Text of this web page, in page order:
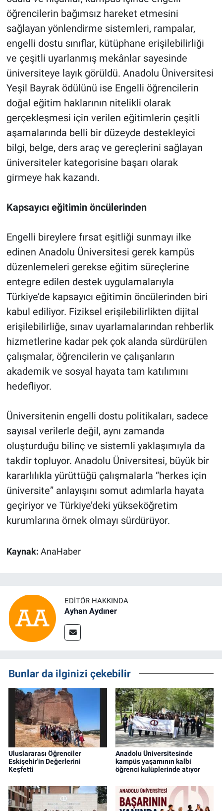
öğrencilerin bağımsız hareket etmesini
sağlayan yönlendirme sistemleri, rampalar,
engelli dostu sınıflar, kütüphane erişilebilirliği
ve çeşitli uyarlanmış mekânlar sayesinde
üniversiteye layık görüldü. Anadolu Üniversitesi
Yeşil Bayrak ödülünü ise Engelli öğrencilerin
doğal eğitim haklarının nitelikli olarak
gerçekleşmesi için verilen eğitimlerin çeşitli
aşamalarında belli bir düzeyde destekleyici
bilgi, belge, ders araç ve gereçlerini sağlayan
üniversiteler kategorisine başarı olarak
girmeye hak kazandı.
Kapsayıcı eğitimin öncülerinden
Engelli bireylere fırsat eşitliği sunmayı ilke
edinen Anadolu Üniversitesi gerek kampüs
düzenlemeleri gerekse eğitim süreçlerine
entegre edilen destek uygulamalarıyla
Türkiye’de kapsayıcı eğitimin öncülerinden biri
kabul ediliyor. Fiziksel erişilebilirlikten dijital
erişilebilirliğe, sınav uyarlamalarından rehberlik
hizmetlerine kadar pek çok alanda sürdürülen
çalışmalar, öğrencilerin ve çalışanların
akademik ve sosyal hayata tam katılımını
hedefliyor.
Üniversitenin engelli dostu politikaları, sadece
sayısal verilerle değil, aynı zamanda
oluşturduğu bilinç ve sistemli yaklaşımıyla da
takdir topluyor. Anadolu Üniversitesi, büyük bir
kararlılıkla yürüttüğü çalışmalarla “herkes için
üniversite” anlayışını somut adımlarla hayata
geçiriyor ve Türkiye’deki yükseköğretim
kurumlarına örnek olmayı sürdürüyor.
Kaynak: AnaHaber
EDITÖR HAKKINDA
Ayhan Aydıner
Bunlar da ilginizi çekebilir
Uluslararası Öğrenciler
Eskişehir'in Değerlerini
Keşfetti
Anadolu Üniversitesinde
kampüs yaşamının kalbi
öğrenci kulüplerinde atıyor